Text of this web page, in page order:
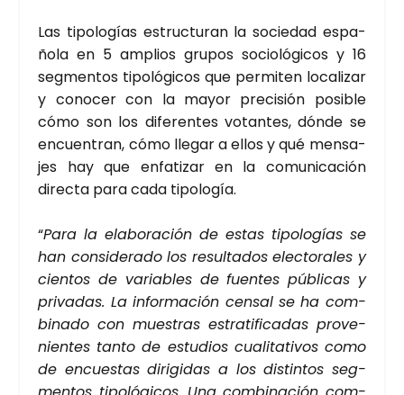
Las tipo­lo­gías estruc­tu­ran la socie­dad espa­
ño­la en 5 amplios gru­pos socio­ló­gi­cos y 16
seg­men­tos tipo­ló­gi­cos que per­mi­ten loca­li­zar
y cono­cer con la mayor pre­ci­sión posi­ble
cómo son los dife­ren­tes votan­tes, dón­de se
encuen­tran, cómo lle­gar a ellos y qué men­sa­
jes hay que enfa­ti­zar en la comu­ni­ca­ción
direc­ta para cada tipo­lo­gía.
“Para la ela­bo­ra­ción de estas tipo­lo­gías se
han con­si­de­ra­do los resul­ta­dos elec­to­ra­les y
cien­tos de varia­bles de fuen­tes públi­cas y
pri­va­das. La infor­ma­ción cen­sal se ha com­
bi­na­do con mues­tras estra­ti­fi­ca­das pro­ve­
nien­tes tan­to de estu­dios cua­li­ta­ti­vos como
de encues­tas diri­gi­das a los dis­tin­tos seg­